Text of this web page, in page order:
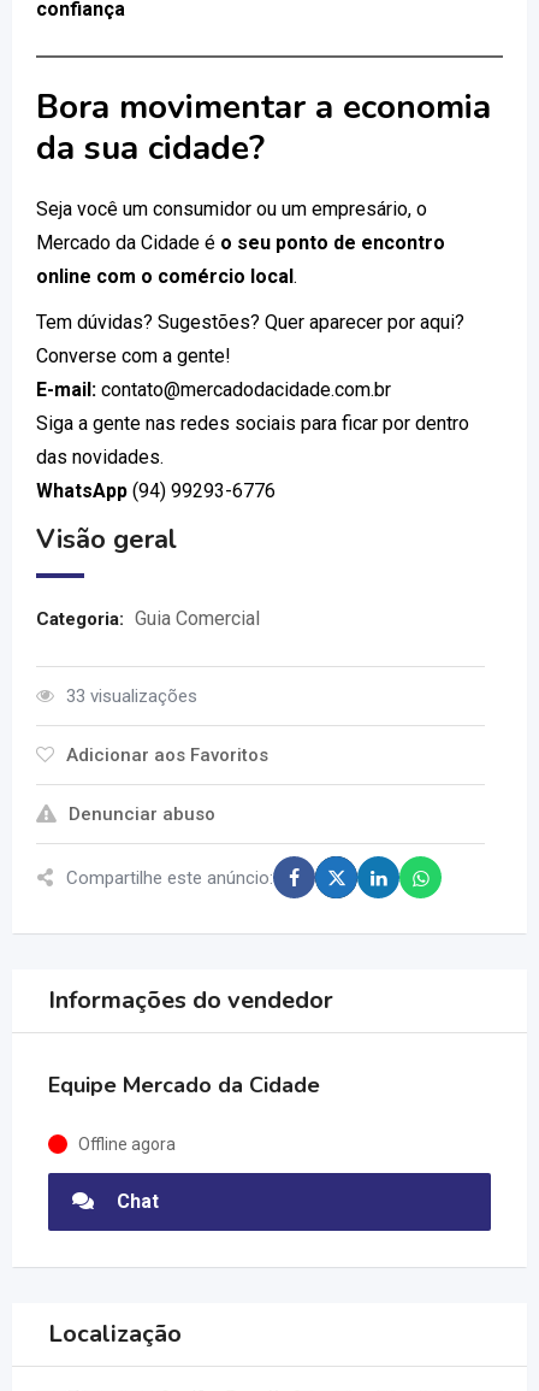
confiança
Bora movimentar a economia
da sua cidade?
Seja você um consumidor ou um empresário, o
Mercado da Cidade é o seu ponto de encontro
online com o comércio local.
Tem dúvidas? Sugestões? Quer aparecer por aqui?
Converse com a gente!
E-mail: contato@mercadodacidade.com.br
Siga a gente nas redes sociais para ficar por dentro
das novidades.
WhatsApp (94) 99293-6776
Visão geral
Categoria: Guia Comercial
33 visualizações
Adicionar aos Favoritos
Denunciar abuso
Compartilhe este anúncio:
Informações do vendedor
Equipe Mercado da Cidade
Offline agora
Chat
Localização